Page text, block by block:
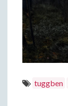
tuggben